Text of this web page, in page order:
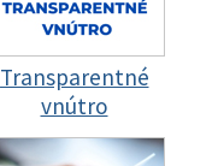
Transparentné
vnútro